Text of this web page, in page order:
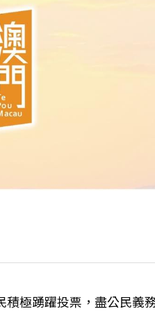
極踴躍投票，盡公民義